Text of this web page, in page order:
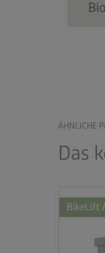
ÄHNLICHE
Das
BikeLift